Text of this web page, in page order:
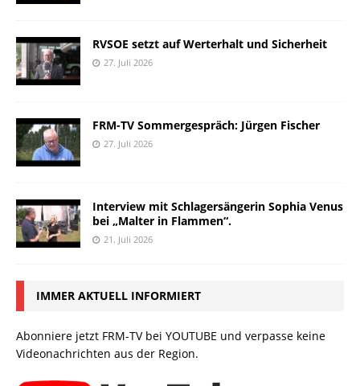
RVSOE setzt auf Werterhalt und Sicherheit
27. Juli 2026
FRM-TV Sommergespräch: Jürgen Fischer
27. Juli 2026
Interview mit Schlagersängerin Sophia Venus
bei „Malter in Flammen“.
21. Juli 2026
IMMER AKTUELL INFORMIERT
Abonniere jetzt FRM-TV bei YOUTUBE und verpasse keine
Videonachrichten aus der Region.